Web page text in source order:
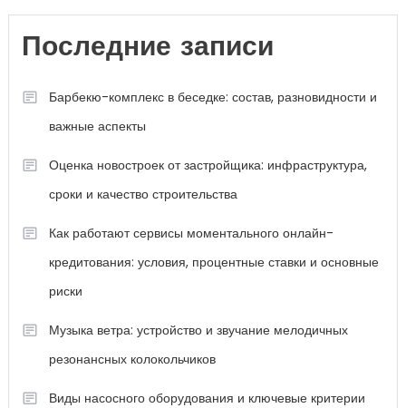
Последние записи
Барбекю-комплекс в беседке: состав, разновидности и
важные аспекты
Оценка новостроек от застройщика: инфраструктура,
сроки и качество строительства
Как работают сервисы моментального онлайн-
кредитования: условия, процентные ставки и основные
риски
Музыка ветра: устройство и звучание мелодичных
резонансных колокольчиков
Виды насосного оборудования и ключевые критерии